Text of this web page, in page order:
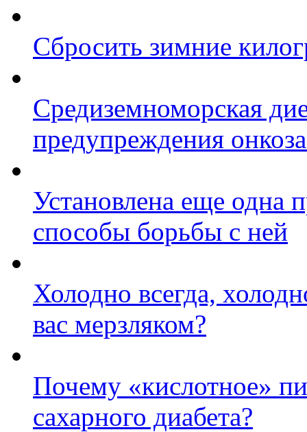
Сбросить зимние
Средиземноморская
предупреждения
Установлена еще одна
способы борьбы с ней
Холодно всегда,
вас мерзляком?
Почему «кислотное»
сахарного диабета?